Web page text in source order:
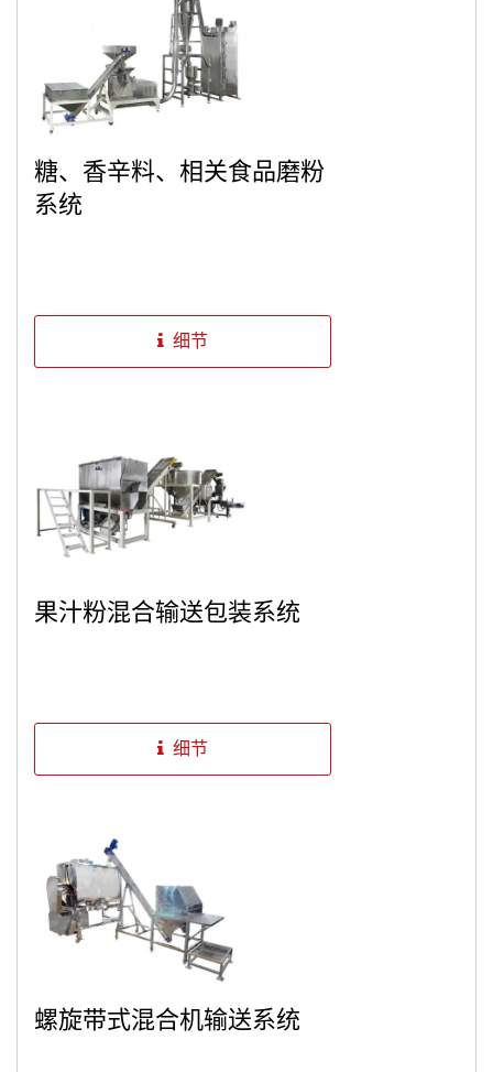
糖、香辛料、相关食品磨粉
系统
细节
果汁粉混合输送包装系统
细节
螺旋带式混合机输送系统